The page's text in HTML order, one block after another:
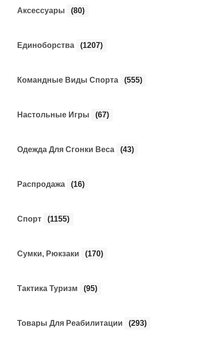
Аксессуары (80)
Единоборства (1207)
Командные Виды Спорта (555)
Настольные Игры (67)
Одежда Для Сгонки Веса (43)
Распродажа (16)
Спорт (1155)
Сумки, Рюкзаки (170)
Тактика Туризм (95)
Товары Для Реабилитации (293)